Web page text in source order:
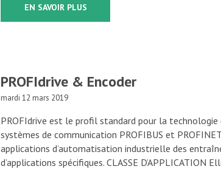
EN SAVOIR PLUS
PROFIdrive & Encoder
mardi 12 mars 2019
PROFIdrive est le profil standard pour la technologie
systèmes de communication PROFIBUS et
applications d’automatisation industrielle des
d’applications spécifiques. CLASSE D’APPLICATION